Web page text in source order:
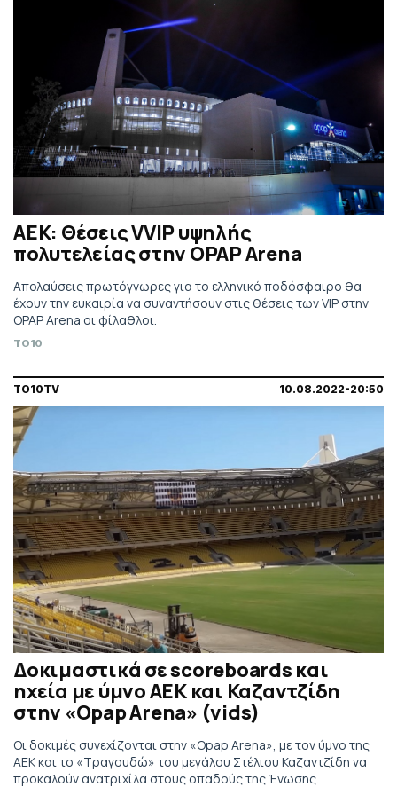
ΑΕΚ: Θέσεις VVIP υψηλής
πολυτελείας στην OPAP Arena
Απολαύσεις πρωτόγνωρες για το ελληνικό ποδόσφαιρο θα
έχουν την ευκαιρία να συναντήσουν στις θέσεις των VIP στην
OPAP Arena οι φίλαθλοι.
TO10
TO10TV 10.08.2022-20:50
Δοκιμαστικά σε scoreboards και
ηχεία με ύμνο ΑΕΚ και Καζαντζίδη
στην «Opap Arena» (vids)
Οι δοκιμές συνεχίζονται στην «Opap Arena», με τον ύμνο της
ΑΕΚ και το «Τραγουδώ» του μεγάλου Στέλιου Καζαντζίδη να
προκαλούν ανατριχίλα στους οπαδούς της Ένωσης.